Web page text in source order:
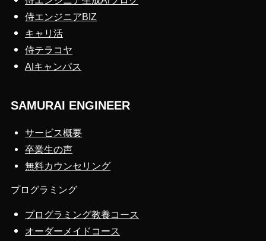
侍エンジニアBIZ
キャリ活
侍テラコヤ
AIキャンパス
SAMURAI ENGINEER
サービス概要
卒業生の声
無料カウンセリング
プログラミング
プログラミング教養コース
オーダーメイドコース